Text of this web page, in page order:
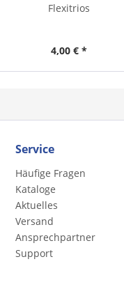
Flexitrios
4,00 € *
Service
Häufige Fragen
Kataloge
Aktuelles
Versand
Ansprechpartner
Support